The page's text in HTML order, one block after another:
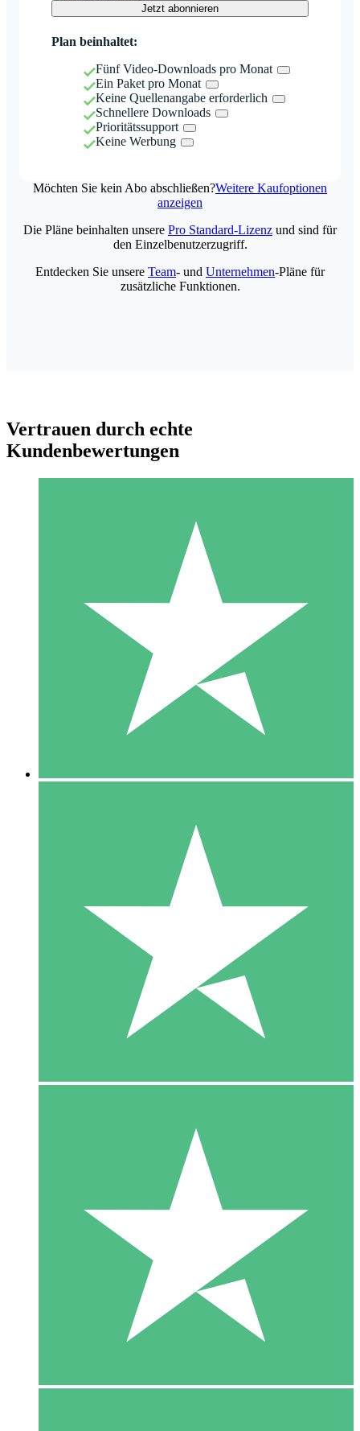
Jetzt abonnieren
Plan beinhaltet:
Fünf Video-Downloads pro Monat
Ein Paket pro Monat
Keine Quellenangabe erforderlich
Schnellere Downloads
Prioritätssupport
Keine Werbung
Möchten Sie kein Abo abschließen?Weitere Kaufoptionen
anzeigen
Individuelle Credit-Pakete
Zahlen Sie nach Bedarf mit Download-Credits. Keine
monatliche Verpflichtung erforderlich.
10 00
10 Downloads
20 00
Die Pläne beinhalten unsere Pro Standard-Lizenz und sind für
den Einzelbenutzerzugriff.
Entdecken Sie unsere Team- und Unternehmen-Pläne für
zusätzliche Funktionen.
Vertrauen durch echte
Kundenbewertungen